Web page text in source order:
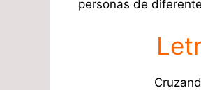
personas de